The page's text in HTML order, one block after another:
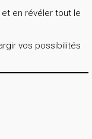
en révéler tout le
vos possibilités